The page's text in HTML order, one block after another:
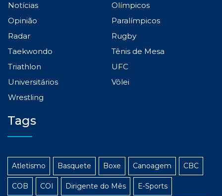
Notícias
Olímpicos
Opinião
Paralímpicos
Radar
Rugby
Taekwondo
Tênis de Mesa
Triathlon
UFC
Universitários
Vôlei
Wrestling
Tags
Atletismo Basquete Boxe Canoagem CBC
COB COI Dirigente do Mês E-Sports